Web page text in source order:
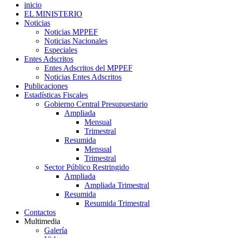
inicio
EL MINISTERIO
Noticias
Noticias MPPEF
Noticias Nacionales
Especiales
Entes Adscritos
Entes Adscritos del MPPEF
Noticias Entes Adscritos
Publicaciones
Estadísticas Fiscales
Gobierno Central Presupuestario
Ampliada
Mensual
Trimestral
Resumida
Mensual
Trimestral
Sector Público Restringido
Ampliada
Ampliada Trimestral
Resumida
Resumida Trimestral
Contactos
Multimedia
Galería